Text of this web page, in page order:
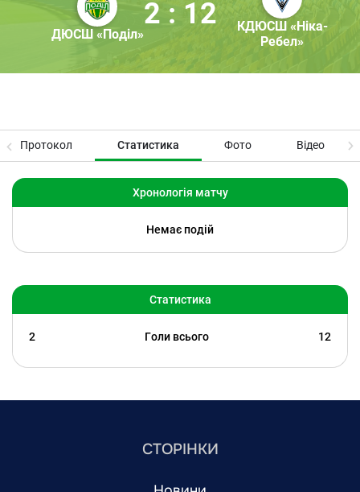
ДЮСШ «Поділ»
2 : 12
КДЮСШ «Ніка-
Ребел»
Протокол Статистика Фото Відео
Хронологія матчу
Немає подій
Статистика
2 Голи всього 12
СТОРІНКИ